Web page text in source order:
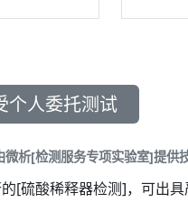
个人委托测试
微析[检测服务专项实验室]提供
[硫酸稀释器检测]，可出